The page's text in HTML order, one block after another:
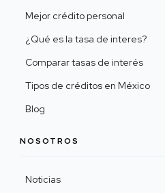
Mejor crédito personal
¿Qué es la tasa de interes?
Comparar tasas de interés
Tipos de créditos en México
Blog
NOSOTROS
Noticias